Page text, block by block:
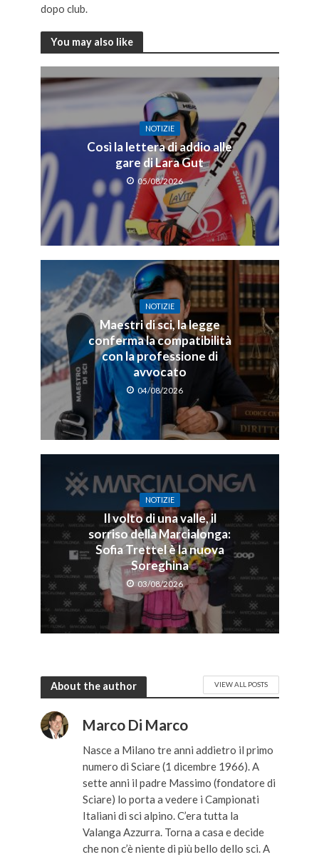
dopo club.
You may also like
NOTIZIE
Così la lettera di addio alle
gare di Lara Gut
05/08/2026
NOTIZIE
Maestri di sci, la legge
conferma la compatibilità
con la professione di
avvocato
04/08/2026
NOTIZIE
Il volto di una valle, il
sorriso della Marcialonga:
Sofia Trettel è la nuova
Soreghina
03/08/2026
About the author VIEW ALL POSTS
Marco Di Marco
Nasce a Milano tre anni addietro il primo
numero di Sciare (1 dicembre 1966). A
sette anni il padre Massimo (fondatore di
Sciare) lo porta a vedere i Campionati
Italiani di sci alpino. C’era tutta la
Valanga Azzurra. Torna a casa e decide
che non c’è niente di più bello dello sci. A